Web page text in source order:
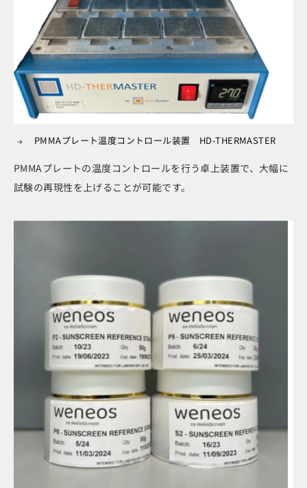
PMMAプレート温度コントロール装置 HD-THERMASTER
PMMAプレートの温度コントロールを行う卓上装置で、大幅に
試験の再現性を上げることが可能です。